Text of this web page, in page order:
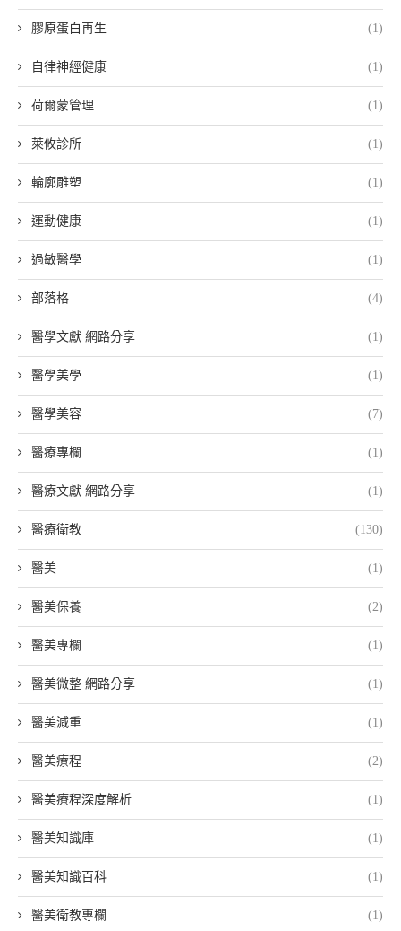
膠原蛋白再生 (1)
自律神經健康 (1)
荷爾蒙管理 (1)
萊攸診所 (1)
輪廓雕塑 (1)
運動健康 (1)
過敏醫學 (1)
部落格 (4)
醫學文獻 網路分享 (1)
醫學美學 (1)
醫學美容 (7)
醫療專欄 (1)
醫療文獻 網路分享 (1)
醫療衛教 (130)
醫美 (1)
醫美保養 (2)
醫美專欄 (1)
醫美微整 網路分享 (1)
醫美減重 (1)
醫美療程 (2)
醫美療程深度解析 (1)
醫美知識庫 (1)
醫美知識百科 (1)
醫美衛教專欄 (1)